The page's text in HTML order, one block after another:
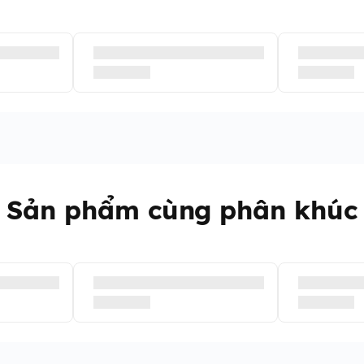
Sản phẩm cùng phân khúc